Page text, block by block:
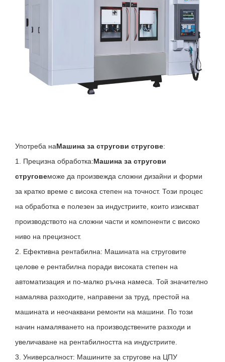
Употреба наМашина за стругови стругове:
1. Прецизна обработка:Машина за стругови
струговеможе да произвежда сложни дизайни и форми
за кратко време с висока степен на точност. Този процес
на обработка е полезен за индустриите, които изискват
производството на сложни части и компоненти с високо
ниво на прецизност.
2. Ефективна рентабилна: Машината на струговите
целове е рентабилна поради високата степен на
автоматизация и по-малко ръчна намеса. Той значително
намалява разходите, направени за труд, престой на
машината и неочаквани ремонти на машини. По този
начин намаляването на производствените разходи и
увеличаване на рентабилността на индустриите.
3. Универсалност: Машините за стругове на ЦПУ